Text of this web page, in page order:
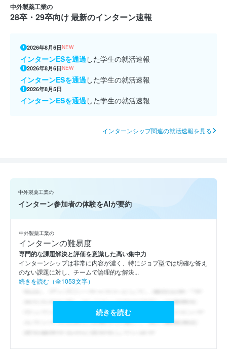
中外製薬工業の
28卒・29卒向け 最新のインターン速報
2026年8月6日NEW
インターンESを通過 した学生の就活速報
2026年8月6日NEW
インターンESを通過 した学生の就活速報
2026年8月5日
インターンESを通過 した学生の就活速報
インターンシップ関連の就活速報を見る
中外製薬工業の
インターン参加者の体験をAIが要約
中外製薬工業の
インターンの難易度
専門的な課題解決と評価を意識した高い集中力
インターンシップは非常に内容が濃く、特にジョブ型では明確な答え
のない課題に対し、チームで論理的な解決...
続きを読む（全1053文字）
続きを読む